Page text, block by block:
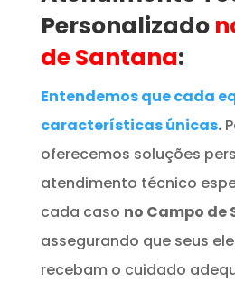
Personalizado
de Santana:
Entendemos que cada
características únicas.
oferecemos soluções
atendimento técnico
cada caso no Campo de
assegurando que seus
recebam o cuidado